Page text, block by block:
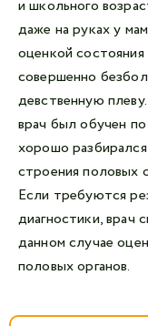
и школьного
даже на руках у
оценкой
совершенно
девственную
врач был обучен
хорошо
строения половых
Если требуются
диагностики, врач
данном случае
половых органов.